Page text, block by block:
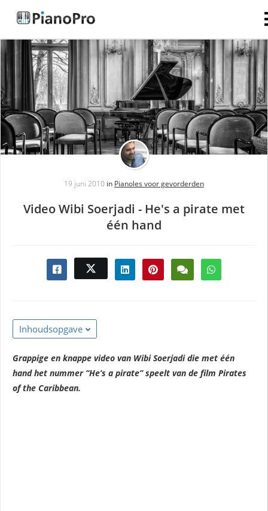
19 juni 2010 in Pianoles voor gevorderden
Video Wibi Soerjadi - He's a pirate met
één hand
Inhoudsopgave
Grappige en knappe video van Wibi Soerjadi die met één
hand het nummer “He’s a pirate” speelt van de film Pirates
of the Caribbean.